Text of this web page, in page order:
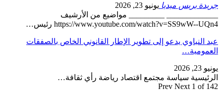
جريدة بريس ميديا يونيو 23, 2026
_____________ _________ مواضيع من الأرشيف
https://www.youtube.com/watch?v=SS9wW--UQn4 رئيس…
عبد النباوي يدعو إلى تطوير الإطار القانوني الخاص بالصفقات
العمومية…
يونيو 23, 2026
الرئيسية سياسة مجتمع اقتصاد رياضة رأي ثقافة…
Prev Next 1 of 142